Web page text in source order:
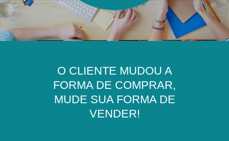
O CLIENTE MUDOU A
FORMA DE COMPRAR,
MUDE SUA FORMA DE
VENDER!